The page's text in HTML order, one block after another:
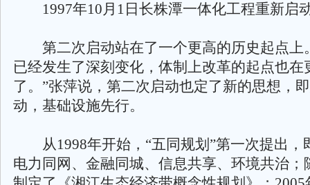
1997年10月1日长株潭一体化工程重新启
第二次启动站在了一个更高的历史起点上
已经发生了深刻变化，体制上改革的起点也在
了。”张萍说，第二次启动也定了新的思想，
动，基础设施先行。
从1998年开始，“五同规划”第一次提出，
电力同网、金融同城、信息共享、环境共治；